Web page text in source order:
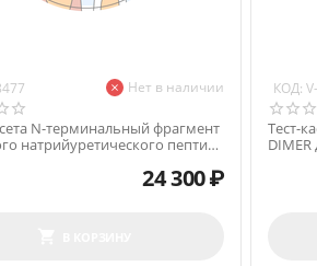
Нет в наличии
N-терминальный фрагмент
натрийуретического пептида
24 300₽
КОД:
Тест-